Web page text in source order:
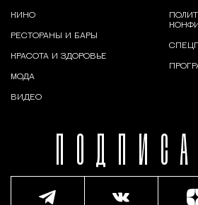
КИНО
РЕСТОРАНЫ И БАРЫ
КРАСОТА И ЗДОРОВЬЕ
МОДА
ВИДЕО